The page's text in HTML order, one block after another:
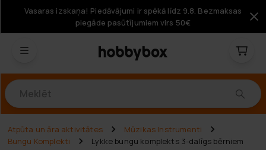
Vasaras izskaņa! Piedāvājumi ir spēkā līdz 9.8. Bezmaksas
piegāde pasūtījumiem virs 50€
Atpūta un āra aktivitātes
Mūzikas Instrumenti
Bungu Komplekti
Lykke bungu komplekts 3-dalīgs bērniem